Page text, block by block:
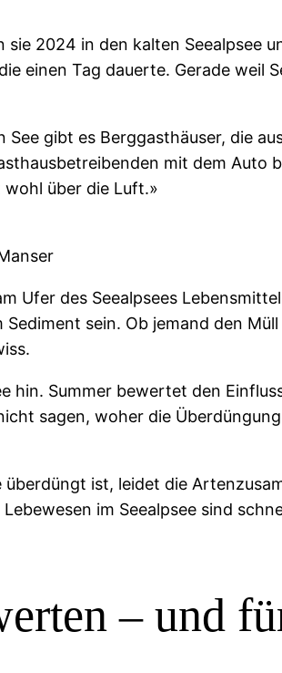
2024 in den kalten Seealpsee
einen Tag dauerte. Gerade weil
gibt es Berggasthäuser, die
mit dem Auto
wohl über die Luft.»
Ufer des Seealpsees
sein. Ob jemand den
Summer bewertet den
sagen, woher die
ist, leidet die
im Seealpsee sind
– und